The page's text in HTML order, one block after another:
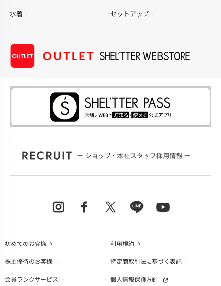
水着 セットアップ
初めてのお客様
利用規約
株主優待のお客様
特定商取引法に基づく表記
会員ランクサービス
個人情報保護方針